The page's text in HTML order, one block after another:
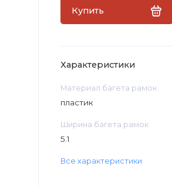
Купить
Характеристики
Материал багета рамок
пластик
Ширина багета рамок
5.1
Все характеристики